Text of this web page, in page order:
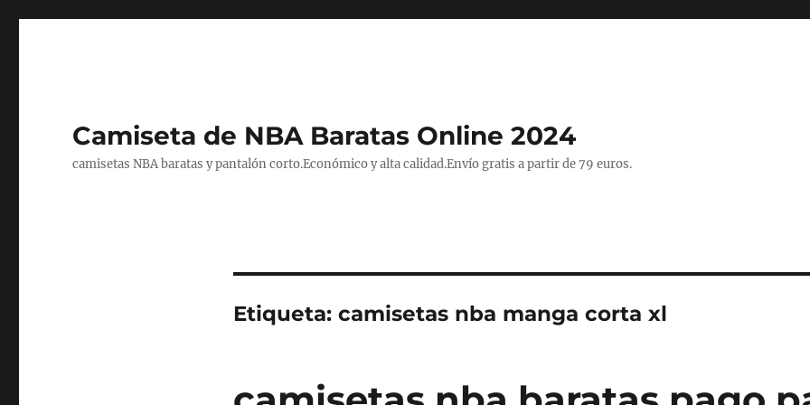
Camiseta de NBA Baratas Online 2024
camisetas NBA baratas y pantalón corto.Económico y alta calidad.Envío gratis a partir de 79 euros.
Etiqueta: camisetas nba manga corta xl